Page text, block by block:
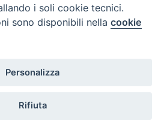
27 28 29 30
i soli cookie tecnici.
sono disponibili nellacookie
Personalizza
Rifiuta